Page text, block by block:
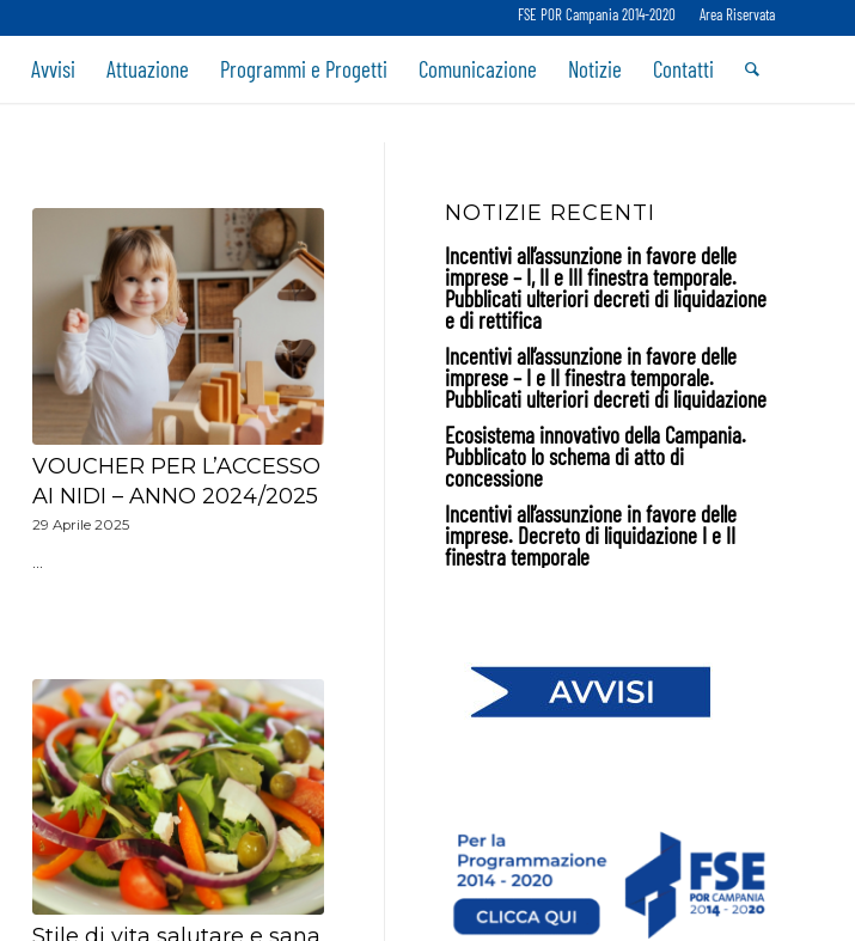
FSE POR Campania 2014-2020 Area Riservata
Avvisi Attuazione Programmi e Progetti Comunicazione Notizie Contatti
VOUCHER PER L’ACCESSO
AI NIDI – ANNO 2024/2025
29 Aprile 2025
NOTIZIE RECENTI
Incentivi all’assunzione in favore delle
imprese – I, II e III finestra temporale.
Pubblicati ulteriori decreti di liquidazione
e di rettifica
Incentivi all’assunzione in favore delle
imprese – I e II finestra temporale.
Pubblicati ulteriori decreti di liquidazione
Ecosistema innovativo della Campania.
Pubblicato lo schema di atto di
concessione
Incentivi all’assunzione in favore delle
imprese. Decreto di liquidazione I e II
finestra temporale